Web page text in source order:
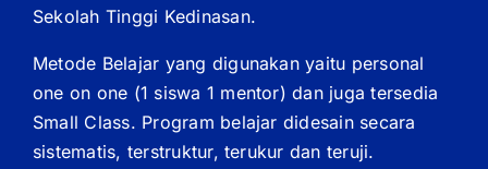
Sekolah Tinggi Kedinasan.
Metode Belajar yang digunakan yaitu personal
one on one (1 siswa 1 mentor) dan juga tersedia
Small Class. Program belajar didesain secara
sistematis, terstruktur, terukur dan teruji.